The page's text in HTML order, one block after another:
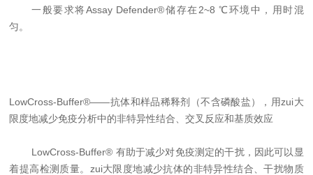
一般要求将Assay Defender®储存在2~8 ℃环境中，用时混
匀。
LowCross-Buffer®——抗体和样品稀释剂（不含磷酸盐）
，用zui大
限度地减少免疫分析中的非特异性结合、交叉反应和基质效应
LowCross-Buffer® 有助于减少对免疫测定的干扰，因此可以显
着提高检测质量。zui大限度地减少抗体的非特异性结合、干扰物质